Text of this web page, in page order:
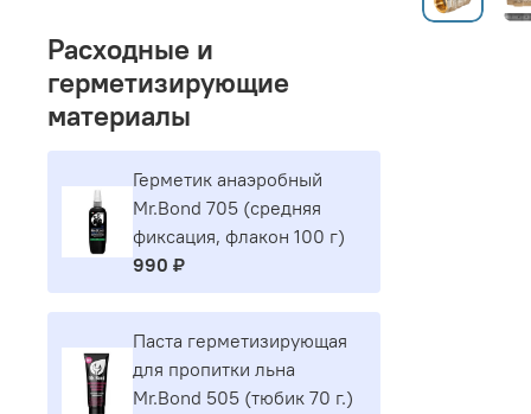
Расходные и
герметизирующие
материалы
Герметик aнaэpoбный
Mr.Bond 705 (средняя
фиксация, флакон 100 г)
990 ₽
Паста герметизирующая
для пропитки льна
Mr.Bond 505 (тюбик 70 г.)